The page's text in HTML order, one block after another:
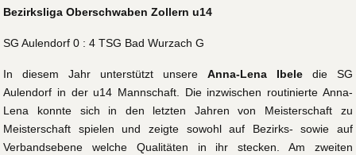
Bezirksliga Oberschwaben Zollern u14
SG Aulendorf 0 : 4 TSG Bad Wurzach G
In diesem Jahr unterstützt unsere Anna-Lena Ibeledie SG
Aulendorf in der u14 Mannschaft. Die inzwischen routinierte Anna-
Lena konnte sich in den letzten Jahren von Meisterschaft zu
Meisterschaft spielen und zeigte sowohl auf Bezirks- sowie auf
Verbandsebene welche Qualitäten in ihr stecken. Am zweiten